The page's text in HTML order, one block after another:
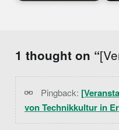
1 thought on “
Pingback:
von Technikkultur in